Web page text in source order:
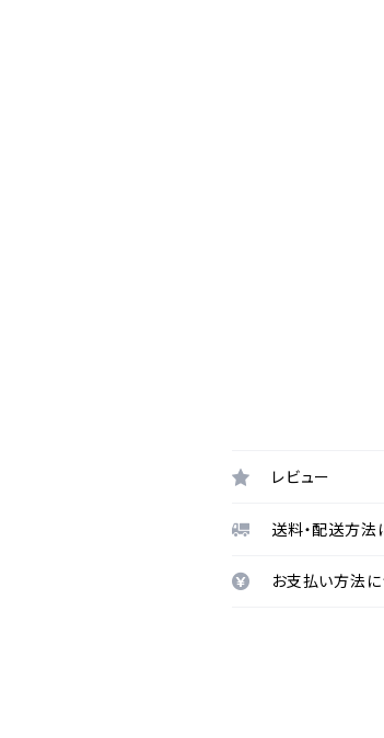
レビュー
送料・配送方法
お支払い方法に